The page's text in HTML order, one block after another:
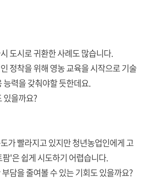
도시로 귀환한 사례도 많습니다.
정착을 위해 영농 교육을 시작으로 기술
능력을 갖춰야할 듯한데요.
있을까요?
가 빨라지고 있지만 청년농업인에게 고
'은 쉽게 시도하기 어렵습니다.
담을 줄여볼 수 있는 기회도 있을까요?